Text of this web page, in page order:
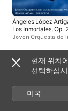
Ángeles López
Los Inmortales, Op.
(Version for
Joven Orquesta de
헨리 애덤스
라이브 앨범
현재 위치
선택하십
미국